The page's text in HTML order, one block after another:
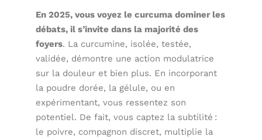
En 2025, vous voyez le curcuma dominer les
débats, il s’invite dans la majorité des
foyers. La curcumine, isolée, testée,
validée, démontre une action modulatrice
sur la douleur et bien plus. En incorporant
la poudre dorée, la gélule, ou en
expérimentant, vous ressentez son
potentiel. De fait, vous captez la subtilité :
le poivre, compagnon discret, multiplie la